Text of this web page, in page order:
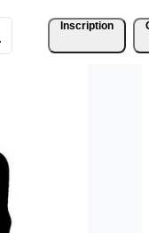
Inscription